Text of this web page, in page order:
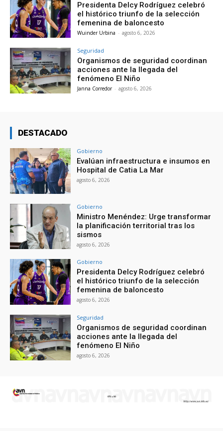
Presidenta Delcy Rodríguez celebró
el histórico triunfo de la selección
femenina de baloncesto
Wuinder Urbina - agosto 6, 2026
Seguridad
Organismos de seguridad coordinan
acciones ante la llegada del
fenómeno El Niño
Janna Corredor - agosto 6, 2026
DESTACADO
Gobierno
Evalúan infraestructura e insumos en
Hospital de Catia La Mar
agosto 6, 2026
Gobierno
Ministro Menéndez: Urge transformar
la planificación territorial tras los
sismos
agosto 6, 2026
Gobierno
Presidenta Delcy Rodríguez celebró
el histórico triunfo de la selección
femenina de baloncesto
agosto 6, 2026
Seguridad
Organismos de seguridad coordinan
acciones ante la llegada del
fenómeno El Niño
agosto 6, 2026